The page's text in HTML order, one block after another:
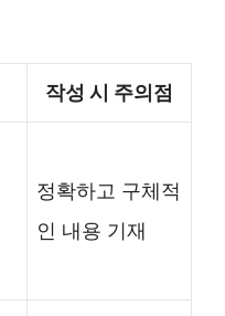
작성 시 주의점
정확하고 구체적
인 내용 기재